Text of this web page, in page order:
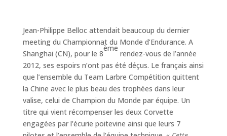
Jean-Philippe Belloc attendait beaucoup du dernier
meeting du Championnat du Monde d’Endurance. A
Shanghai (CN), pour le 8
ème
rendez-vous de l’année
2012, ses espoirs n’ont pas été déçus. Le français ainsi
que l’ensemble du Team Larbre Compétition quittent
la Chine avec le plus beau des trophées dans leur
valise, celui de Champion du Monde par équipe. Un
titre qui vient récompenser les deux Corvette
engagées par l’écurie poitevine ainsi que leurs 7